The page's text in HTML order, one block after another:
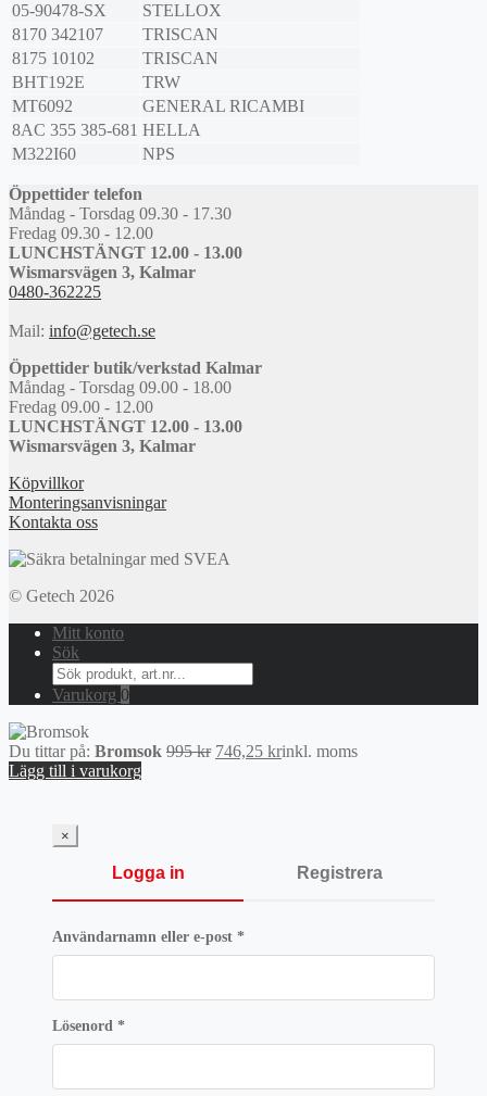
05-90478-SX
STELLOX
8170 342107
TRISCAN
8175 10102
TRISCAN
BHT192E
TRW
MT6092
GENERAL RICAMBI
8AC 355 385-681 HELLA
M322I60
NPS
Öppettider telefon
Måndag - Torsdag 09.30 - 17.30
Fredag 09.30 - 12.00
LUNCHSTÄNGT 12.00 - 13.00
Wismarsvägen 3, Kalmar
0480-362225
Mail: info@getech.se
Öppettider butik/verkstad Kalmar
Måndag - Torsdag 09.00 - 18.00
Fredag 09.00 - 12.00
LUNCHSTÄNGT 12.00 - 13.00
Wismarsvägen 3, Kalmar
Köpvillkor
Monteringsanvisningar
Kontakta oss
© Getech 2026
Mitt konto
Sök
Search
for:
Varukorg 0
Du tittar på: Bromsok 995kr Det
746,25 krDet
inkl. moms
Lägg till i varukorg
×
Logga in Registrera
Användarnamn eller e-post *Obligatoriskt
Lösenord *Obligatoriskt